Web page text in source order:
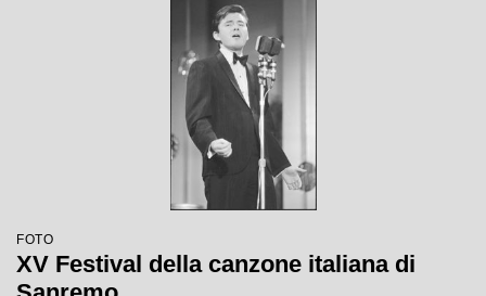
FOTO
XV Festival della canzone italiana di